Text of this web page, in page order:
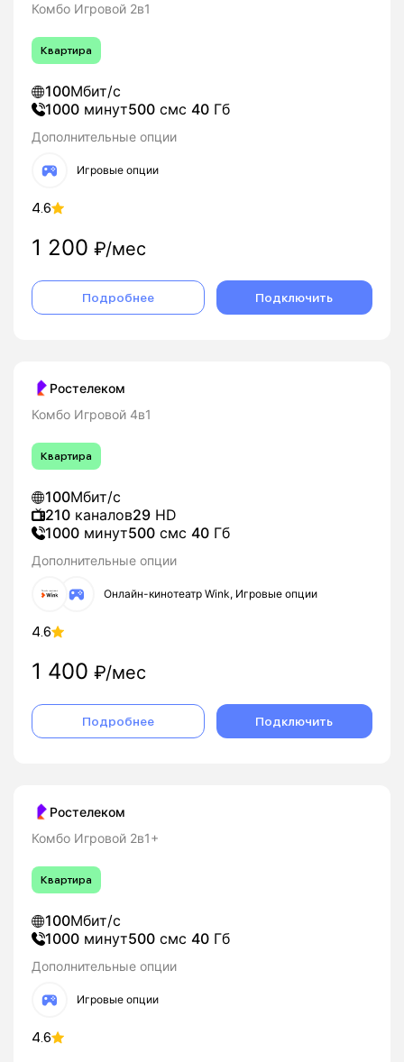
Комбо Игровой 2в1
Квартира
100Мбит/с
1000 минут500 смс 40 Гб
Дополнительные опции
Игровые опции
4.6
1 200 ₽/мес
Подробнее Подключить
Ростелеком
Комбо Игровой 4в1
Квартира
100Мбит/с
210 каналов29 HD
1000 минут500 смс 40 Гб
Дополнительные опции
Онлайн-кинотеатр Wink, Игровые опции
4.6
1 400 ₽/мес
Подробнее Подключить
Ростелеком
Комбо Игровой 2в1+
Квартира
100Мбит/с
1000 минут500 смс 40 Гб
Дополнительные опции
Игровые опции
4.6